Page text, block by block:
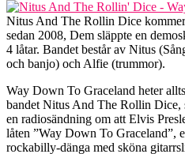
Nitus And The Rollin Dice
sedan 2008, Dem släppte en
4 låtar. Bandet består av Nitus
och banjo) och Alfie (trummor).
Way Down To Graceland heter
bandet Nitus And The Rollin Dice,
en radiosändning om att Elvis
låten ”Way Down To Graceland”,
rockabilly-dänga med sköna